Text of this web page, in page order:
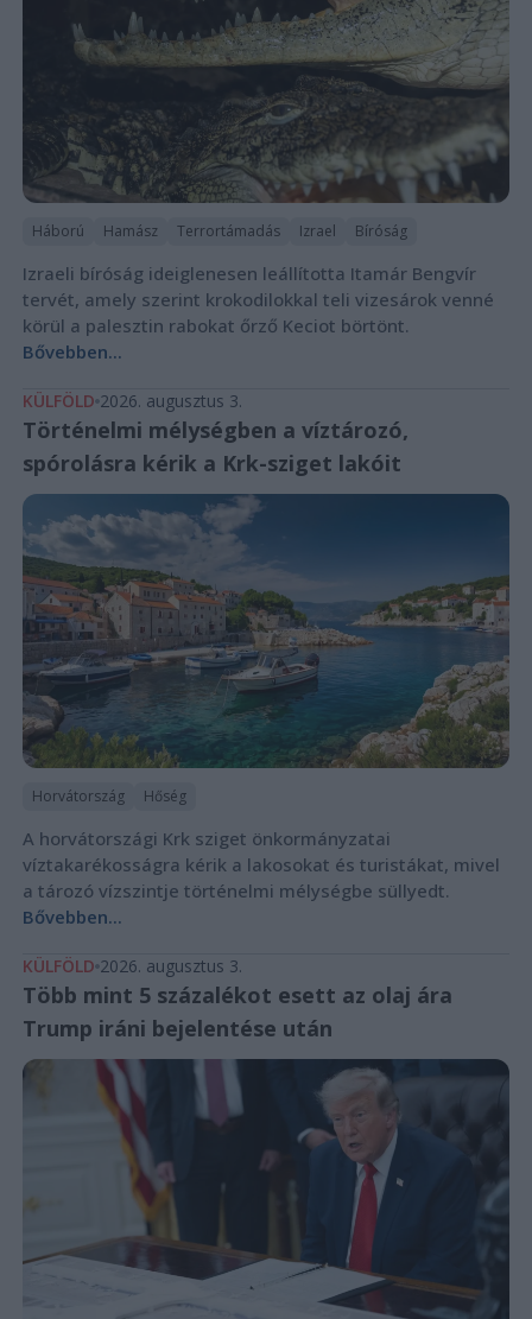
Háború Hamász Terrortámadás Izrael Bíróság
Izraeli bíróság ideiglenesen leállította Itamár Bengvír
tervét, amely szerint krokodilokkal teli vizesárok venné
körül a palesztin rabokat őrző Keciot börtönt.
Bővebben...
KÜLFÖLD 2026. augusztus 3.
Történelmi mélységben a víztározó,
spórolásra kérik a Krk-sziget lakóit
Horvátország Hőség
A horvátországi Krk sziget önkormányzatai
víztakarékosságra kérik a lakosokat és turistákat, mivel
a tározó vízszintje történelmi mélységbe süllyedt.
Bővebben...
KÜLFÖLD 2026. augusztus 3.
Több mint 5 százalékot esett az olaj ára
Trump iráni bejelentése után